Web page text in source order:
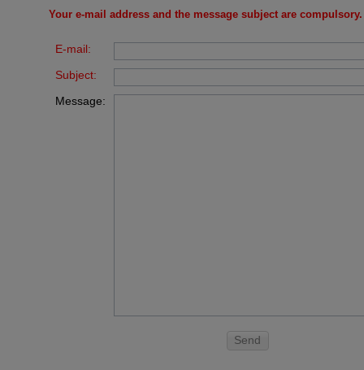
Your e-mail address and the message subject are compulsory.
E-mail:
Subject:
Message:
Send